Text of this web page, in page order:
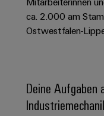
und
-
Sicherheit
für
moderne
und
Feldebene
Smart
Cabinet
&
Connectivity
Consulting
Weidmüller
Configurator
Messen
Newsletter
Weidmüller
Welt
|
Stellen
für
Für
ca. 2.000 am
Ostwestfalen-
Deine Aufgaben